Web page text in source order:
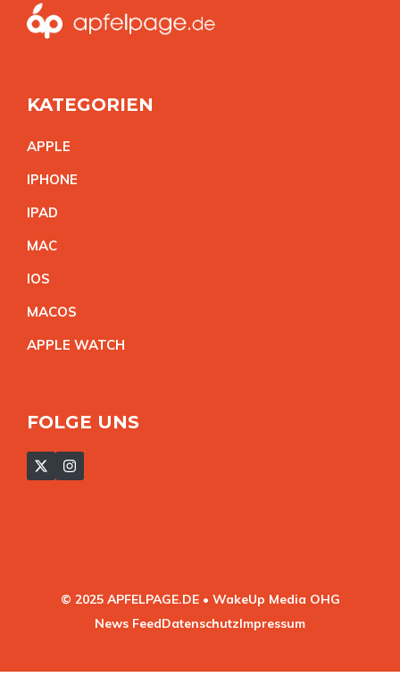
KATEGORIEN
APPLE
IPHONE
IPAD
MAC
IOS
MACOS
APPLE WATCH
FOLGE UNS
© 2025 APFELPAGE.DE • WakeUp Media OHG
News FeedDatenschutzImpressum